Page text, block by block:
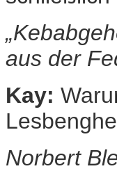
aus der
Kay:
Norbert